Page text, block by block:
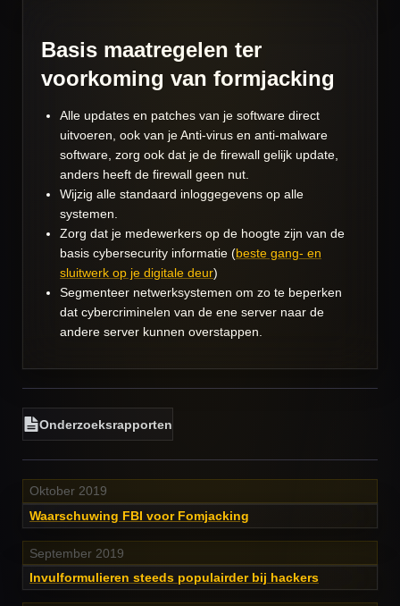
Basis maatregelen ter
voorkoming van formjacking
Alle updates en patches van je software direct
uitvoeren, ook van je Anti-virus en anti-malware
software, zorg ook dat je de firewall gelijk update,
anders heeft de firewall geen nut.
Wijzig alle standaard inloggegevens op alle
systemen.
Zorg dat je medewerkers op de hoogte zijn van de
basis cybersecurity informatie (beste gang- en
sluitwerk op je digitale deur)
Segmenteer netwerksystemen om zo te beperken
dat cybercriminelen van de ene server naar de
andere server kunnen overstappen.
Onderzoeksrapporten
Oktober 2019
Waarschuwing FBI voor Fomjacking
September 2019
Invulformulieren steeds populairder bij hackers